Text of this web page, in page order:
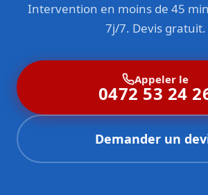
Intervention en moins de 45
7j/7. Devis gratuit.
Appeler le
0472 53 24
Demander un